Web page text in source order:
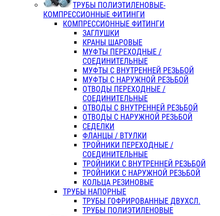
ТРУБЫ ПОЛИЭТИЛЕНОВЫЕ-
КОМПРЕССИОННЫЕ ФИТИНГИ
КОМПРЕССИОННЫЕ ФИТИНГИ
ЗАГЛУШКИ
КРАНЫ ШАРОВЫЕ
МУФТЫ ПЕРЕХОДНЫЕ /
СОЕДИНИТЕЛЬНЫЕ
МУФТЫ С ВНУТРЕННЕЙ РЕЗЬБОЙ
МУФТЫ С НАРУЖНОЙ РЕЗЬБОЙ
ОТВОДЫ ПЕРЕХОДНЫЕ /
СОЕДИНИТЕЛЬНЫЕ
ОТВОДЫ С ВНУТРЕННЕЙ РЕЗЬБОЙ
ОТВОДЫ С НАРУЖНОЙ РЕЗЬБОЙ
СЕДЕЛКИ
ФЛАНЦЫ / ВТУЛКИ
ТРОЙНИКИ ПЕРЕХОДНЫЕ /
СОЕДИНИТЕЛЬНЫЕ
ТРОЙНИКИ С ВНУТРЕННЕЙ РЕЗЬБОЙ
ТРОЙНИКИ С НАРУЖНОЙ РЕЗЬБОЙ
КОЛЬЦА РЕЗИНОВЫЕ
ТРУБЫ НАПОРНЫЕ
ТРУБЫ ГОФРИРОВАННЫЕ ДВУХСЛ.
ТРУБЫ ПОЛИЭТИЛЕНОВЫЕ